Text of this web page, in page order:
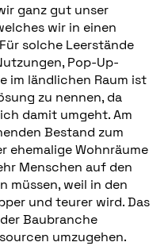
ganz gut unser
wir in einen
solche Leerstände
Pop-Up-
im ländlichen Raum ist
zu nennen, da
damit umgeht. Am
Bestand zum
ehemalige Wohnräume
Menschen auf den
müssen, weil in den
und teurer wird. Das
Baubranche
umzugehen.